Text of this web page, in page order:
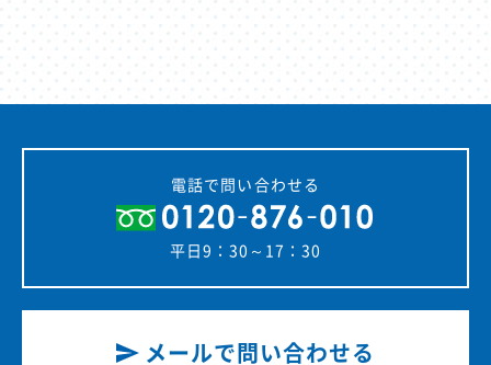
電話で問い合わせる
平日9：30～17：30
メールで問い合わせる